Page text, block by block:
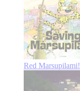
Red Marsupilami!